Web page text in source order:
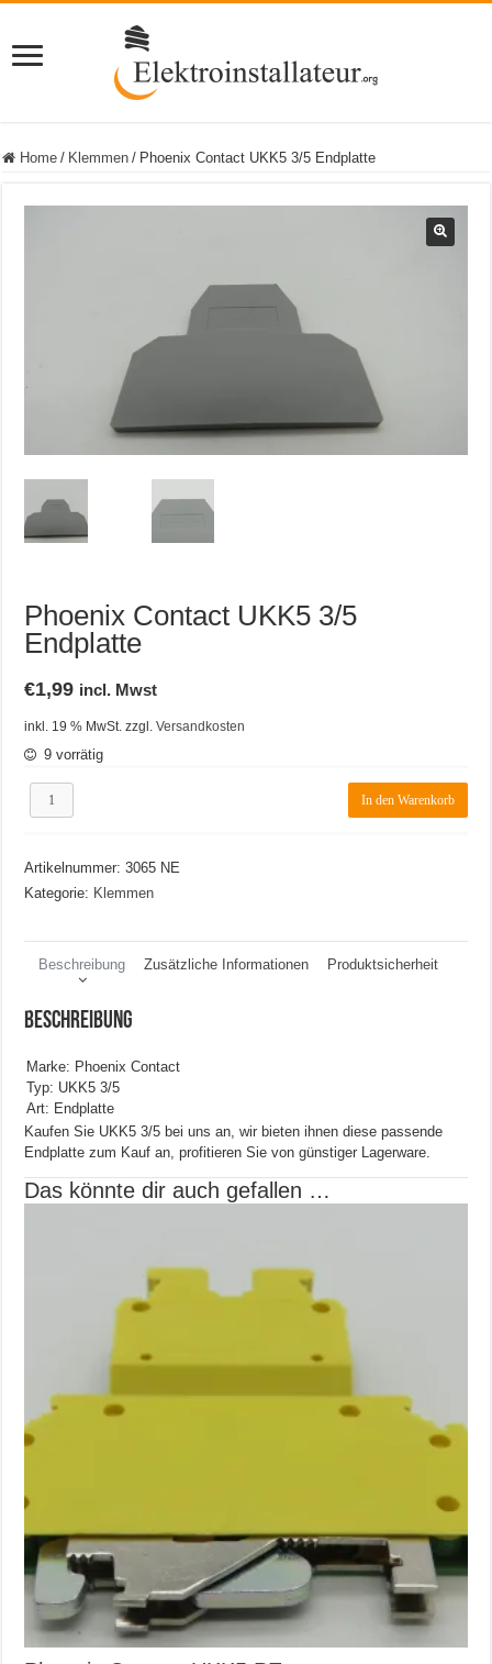
Home / Klemmen / Phoenix Contact UKK5 3/5 Endplatte
Phoenix Contact UKK5 3/5
Endplatte
€1,99 incl. Mwst
inkl. 19 % MwSt. zzgl.Versandkosten
9 vorrätig
Phoenix
Endplatte
Menge
In den Warenkorb
Artikelnummer:3065 NE
Kategorie: Klemmen
Beschreibung Zusätzliche Informationen Produktsicherheit
Beschreibung
Marke: Phoenix Contact
Typ: UKK5 3/5
Art: Endplatte
Kaufen Sie UKK5 3/5 bei uns an, wir bieten ihnen diese passende
Endplatte zum Kauf an, profitieren Sie von günstiger Lagerware.
Das könnte dir auch gefallen …